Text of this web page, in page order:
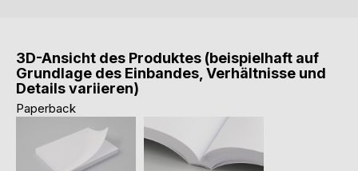
3D-Ansicht des Produktes (beispielhaft auf
Grundlage des Einbandes, Verhältnisse und
Details variieren)
Paperback